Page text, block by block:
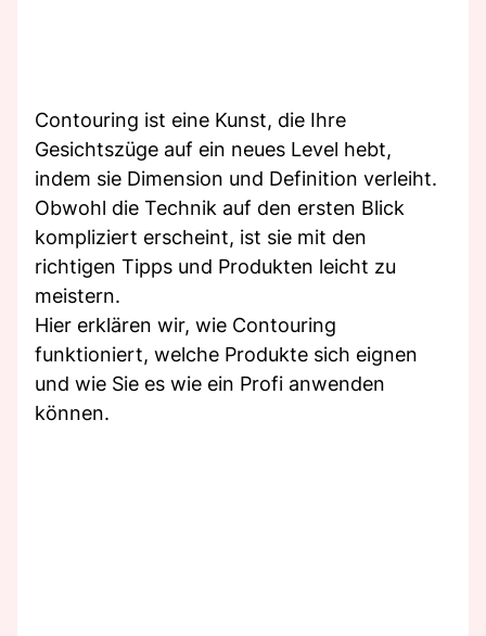
Contouring ist eine Kunst, die Ihre
Gesichtszüge auf ein neues Level hebt,
indem sie Dimension und Definition verleiht.
Obwohl die Technik auf den ersten Blick
kompliziert erscheint, ist sie mit den
richtigen Tipps und Produkten leicht zu
meistern.
Hier erklären wir, wie Contouring
funktioniert, welche Produkte sich eignen
und wie Sie es wie ein Profi anwenden
können.